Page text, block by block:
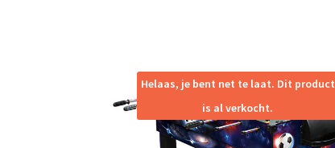
Helaas, je bent net te laat. Dit product
is al verkocht.